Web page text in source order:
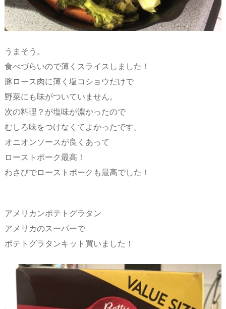
うまそう。
食べづらいので薄くスライスしました！
豚ロース肉に薄く塩コショウだけで
野菜にも味がついていません。
次の料理？が塩味が濃かったので
むしろ味をつけなくてよかったです。
オニオンソースが良くあって
ローストポーク最高！
わさびでローストポークも最高でした！
アメリカンポテトグラタン
アメリカのスーパーで
ポテトグラタンキット買いました！